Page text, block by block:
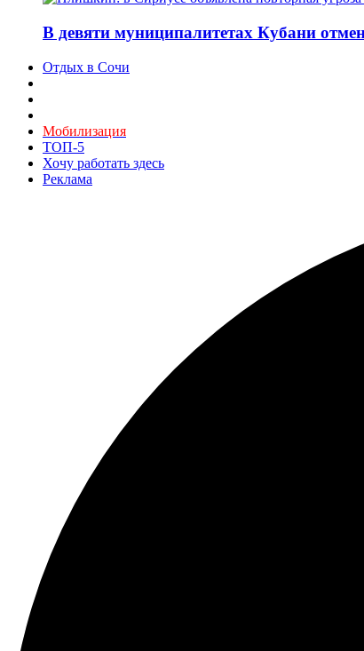
В девяти муниципалитетах Кубани
Отдых в Сочи
Мобилизация
ТОП-5
Хочу работать здесь
Реклама